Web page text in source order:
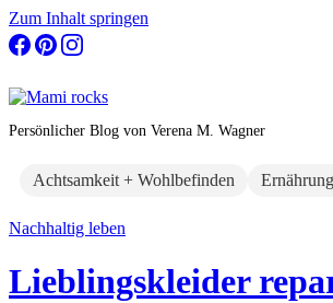
Zum Inhalt springen
Persönlicher Blog von Verena M. Wagner
Achtsamkeit + Wohlbefinden
Nachhaltig leben
Lieblingskleider